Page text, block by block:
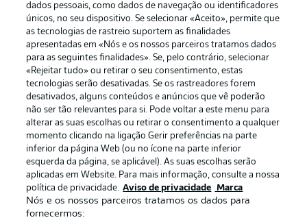
Publicidade Avisos legais
Gerir preferências Aviso de privacidade
Trabalhe conosco
Marca Contato
Jogadores
dados pessoais, como dados de navegação ou identificadores
únicos, no seu dispositivo. Se selecionar «Aceito», permite que
as tecnologias de rastreio suportem as finalidades
apresentadas em «Nós e os nossos parceiros tratamos dados
para as seguintes finalidades». Se, pelo contrário, selecionar
«Rejeitar tudo» ou retirar o seu consentimento, estas
tecnologias serão desativadas. Se os rastreadores forem
desativados, alguns conteúdos e anúncios que vê poderão
não ser tão relevantes para si. Pode voltar a este menu para
alterar as suas escolhas ou retirar o consentimento a qualquer
momento clicando na ligação Gerir preferências na parte
inferior da página Web (ou no ícone na parte inferior
esquerda da página, se aplicável). As suas escolhas serão
aplicadas em Website. Para mais informação, consulte a nossa
política de privacidade. Aviso de privacidade Marca
Nós e os nossos parceiros tratamos os dados para
fornecermos: